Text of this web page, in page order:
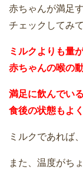
赤ちゃんが満足
チェックしてみ
ミルクよりも量
赤ちゃんの喉の
満足に飲んでい
食後の状態もよ
ミルクであれば
また、温度がち